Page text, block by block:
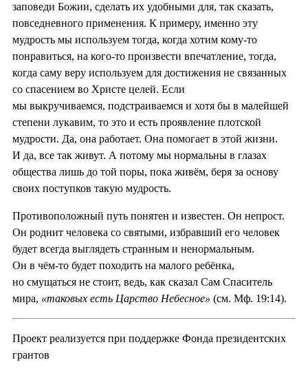
заповеди Божии, сделать их удобными для, так сказать,
повседневного применения. К примеру, именно эту
мудрость мы используем тогда, когда хотим кому-то
понравиться, на кого-то произвести впечатление, тогда,
когда саму веру используем для достижения не связанных
со спасением во Христе целей. Если
мы выкручиваемся, подстраиваемся и хотя бы в малейшей
степени лукавим, то это и есть проявление плотской
мудрости. Да, она работает. Она помогает в этой жизни.
И да, все так живут. А потому мы нормальны в глазах
общества лишь до той поры, пока живём, беря за основу
своих поступков такую мудрость.
Противоположный путь понятен и известен. Он непрост.
Он роднит человека со святыми, избравший его человек
будет всегда выглядеть странным и ненормальным.
Он в чём-то будет походить на малого ребёнка,
но смущаться не стоит, ведь, как сказал Сам Спаситель
мира, «таковых есть Царство Небесное» (см. Мф. 19:14).
Проект реализуется при поддержке Фонда президентских
грантов